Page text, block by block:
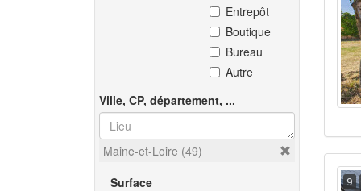
Entrepôt
Boutique
Bureau
Autre
Ville, CP, département, ...
Maine-et-Loire (49)
Surface
9